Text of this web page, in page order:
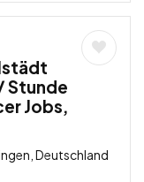
Stunde
Jobs,
Deutschland